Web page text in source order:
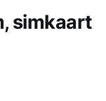
simkaart